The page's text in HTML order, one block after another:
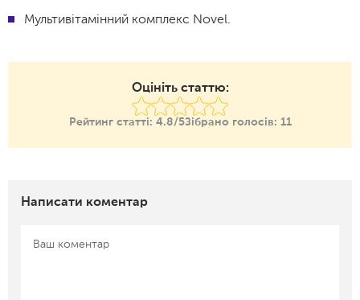
Мультивітамінний комплекс Novel.
Оцініть статтю:
Рейтинг статті: 4.8/5Зібрано голосів: 11
Написати коментар